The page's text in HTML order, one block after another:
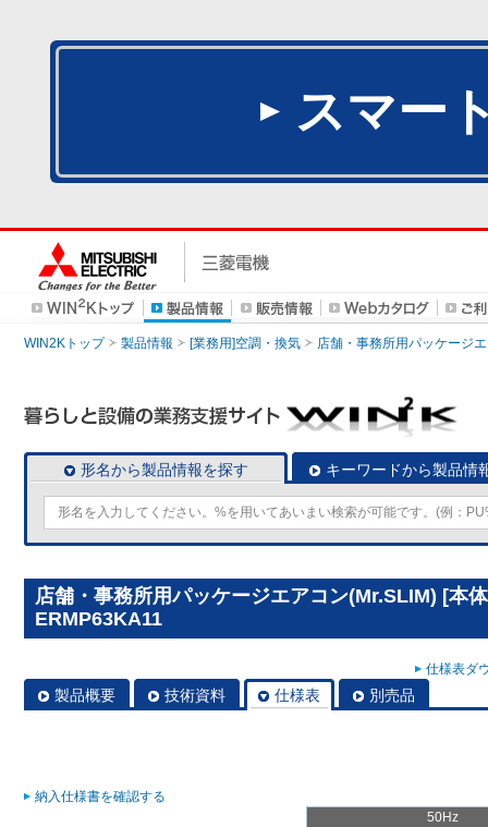
スマー
WIN2Kトップ 製品情報 [業務用]空調・換気 店舗・事務所用パッケージ
形名から製品情報を探す キーワードから製品情
店舗・事務所用パッケージエアコン(Mr.SLIM) [本
ERMP63KA11
仕様表ダ
製品概要 技術資料 仕様表 別売品
納入仕様書を確認する
50Hz